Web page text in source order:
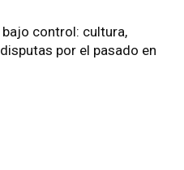
control: cultura,
por el pasado en